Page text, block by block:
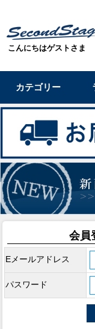
こんにちはゲストさま
カテゴリー
会員
Eメールアドレス
パスワード